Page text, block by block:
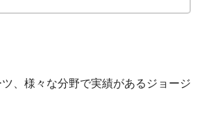
、様々な分野で実績があるジョージ